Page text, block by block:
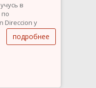
в
Direccion y
y deporte.
в
подробнее